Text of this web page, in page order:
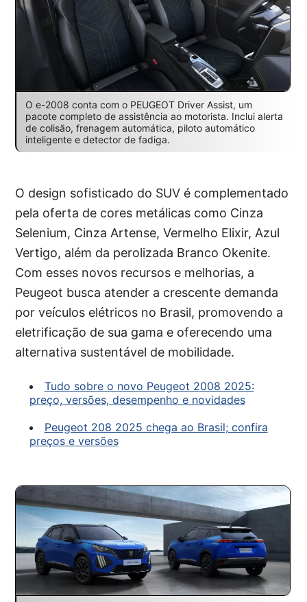
O e-2008 conta com o PEUGEOT Driver Assist, um
pacote completo de assistência ao motorista. Inclui alerta
de colisão, frenagem automática, piloto automático
inteligente e detector de fadiga.
O design sofisticado do SUV é complementado
pela oferta de cores metálicas como Cinza
Selenium, Cinza Artense, Vermelho Elixir, Azul
Vertigo, além da perolizada Branco Okenite.
Com esses novos recursos e melhorias, a
Peugeot busca atender a crescente demanda
por veículos elétricos no Brasil, promovendo a
eletrificação de sua gama e oferecendo uma
alternativa sustentável de mobilidade.
Tudo sobre o novo Peugeot 2008 2025:
preço, versões, desempenho e novidades
Peugeot 208 2025 chega ao Brasil; confira
preços e versões